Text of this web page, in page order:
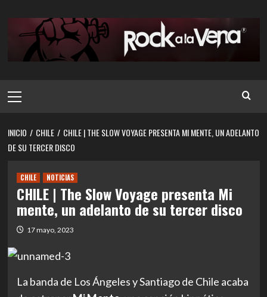
contenido
principal
INICIO CHILE
CHILE | THE SLOW VOYAGE PRESENTA MI MENTE, UN ADELANTO
DE SU TERCER DISCO
CHILE NOTICIAS
CHILE | The Slow Voyage presenta Mi
mente, un adelanto de su tercer disco
17 mayo, 2023
La banda de Los Ángeles y Santiago de Chile acaba